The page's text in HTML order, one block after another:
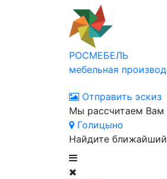
РОСМЕБЕЛЬ
мебельная
Отправить эскиз
Мы рассчитаем
Голицыно
Найдите